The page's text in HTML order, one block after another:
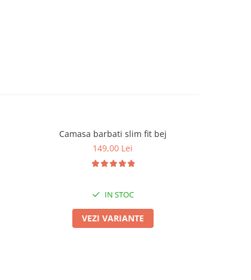
Camasa barbati slim fit bej
149,00 Lei
IN STOC
VEZI VARIANTE